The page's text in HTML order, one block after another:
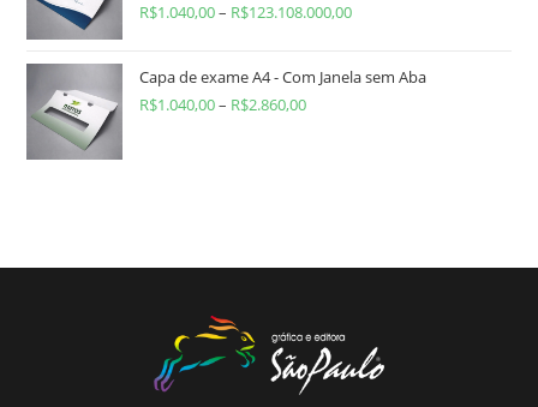
R$1.040,00– R$123.108.000,00
Capa de exame A4 - Com Janela sem Aba
R$1.040,00– R$2.860,00